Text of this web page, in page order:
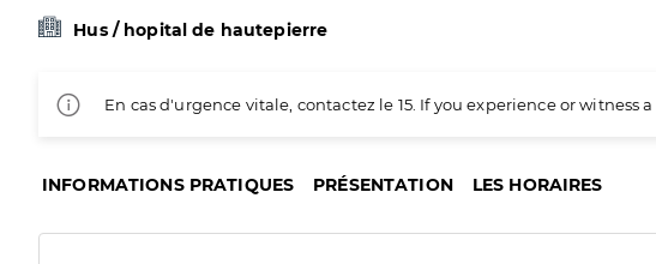
Hus / hopital de hautepierre
En cas d'urgence vitale, contactez le 15. If you experience or
INFORMATIONS PRATIQUES PRÉSENTATION LES HORAIRES